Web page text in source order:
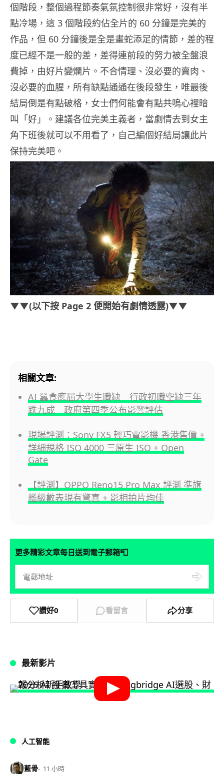
個階段，整個過程節奏氣氛控制很非常好，沒有半
點冷場，這 3 個階段約佔全片的 60 分鐘是完美的
作品，但 60 分鐘後是全是畫蛇添足的情節，差的程
度已經不是一般的差，差得連前段的努力被全盤浪
費掉，由好片變爛片。不合情理、沒必要的賣肉、
沒必要的血腥，所有缺點通通在後段發生，唯最後
結局倒是有點破格，女士們何能會有點共嗚心裡暗
叫「好」。建議各位完美主義者，當劇情去到女主
角下班後就可以不用看了，自己編個好結局讓此片
保持完美吧。
▼▼(以下按 Page 2 便開始有劇情透露)▼▼
相關文章:
AI 蠶食應屆大學生職缺 行政初職空缺三年
跌九成 政府第四季公布影響評估
現場評測：Sony FX5 輕巧電影機 香港售價 +
詳細規格 ISO 4000 三原生 ISO + Open
Gate
【評測】OPPO Reno15 Pro Max 評測 準旗
艦級數表現有驚喜 + 影相拍片均佳
更多精彩文章每日送到電子郵箱📮
讚好0 看留言 分享
最新影片
人工智能
藍骨 11 小時